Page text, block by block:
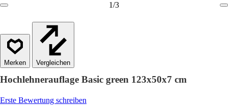
1/3
Vergleichen
Hochlehnerauflage Basic green 123x50x7 cm
Erste Bewertung schreiben